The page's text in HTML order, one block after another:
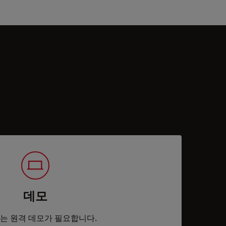
데모
원격 데모가 필요합니다.